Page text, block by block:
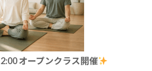
オープンクラス開催